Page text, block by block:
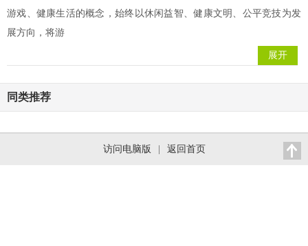
游戏、健康生活的概念，始终以休闲益智、健康文明、公平竞技为发
展方向，将游
展开
同类推荐
访问电脑版 返回首页